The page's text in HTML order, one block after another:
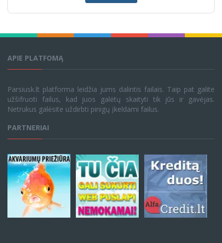
APIE PLATFOMĄ
Parsiusk.lt platforma leidžia jums dalintis failais. Taip pat galite
užšifruoti failus, kad juos galėtų skaityti tik jūs ir gavėjas.
Netrukus galėsite uždirbti pinigų įkeldami failus.
PARTNERIAI